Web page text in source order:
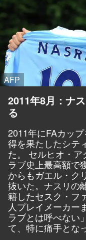
AFP
2011年8月：ナ
る
2011年にFAカッ
得を果たしたシテ
た。 セルヒオ・
ラブ史上最高額で
からもガエル・ク
抜いた。ナスリの
籍したセスク・フ
人プレイメーカー
ラブとは呼べない
て、特に痛手とな